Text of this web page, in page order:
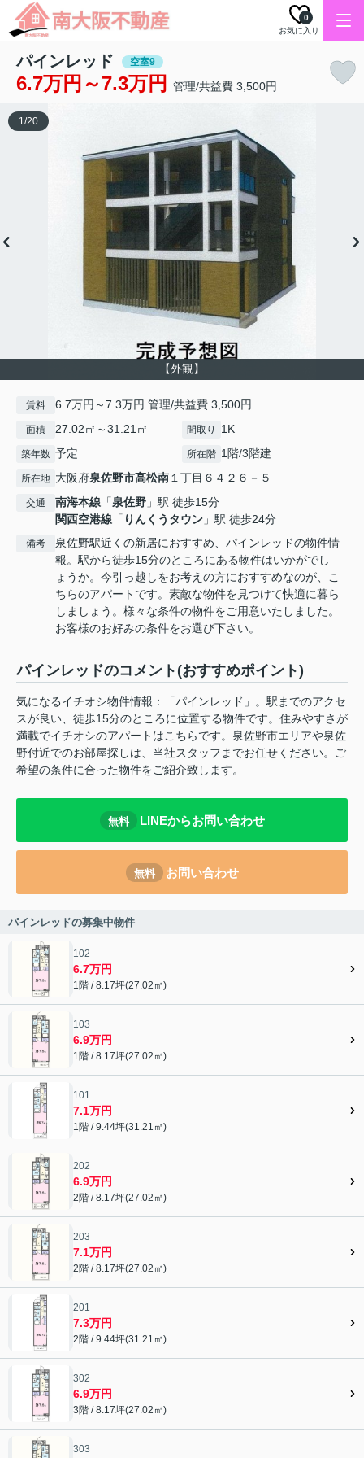
お気に入り
0
パインレッド 空室9
6.7万円～7.3万円 管理/共益費 3,500円
【外観】
1/20
賃料 6.7万円～7.3万円 管理/共益費 3,500円
面積 27.02㎡～31.21㎡ 間取り 1K
築年数 予定 所在階 1階/3階建
所在地 大阪府泉佐野市高松南１丁目６４２６－５
交通 南海本線 「泉佐野 」駅 徒歩15分
関西空港線 「 りんくうタウン 」駅 徒歩24分
備考
泉佐野駅近くの新居におすすめ、パインレッドの物件情
報。駅から徒歩15分のところにある物件はいかがでし
ょうか。今引っ越しをお考えの方におすすめなのが、こ
ちらのアパートです。素敵な物件を見つけて快適に暮ら
しましょう。様々な条件の物件をご用意いたしました。
お客様のお好みの条件をお選び下さい。
パインレッドのコメント(おすすめポイント)
気になるイチオシ物件情報：「パインレッド」。駅までのアクセ
スが良い、徒歩15分のところに位置する物件です。住みやすさが
満載でイチオシのアパートはこちらです。泉佐野市エリアや泉佐
野付近でのお部屋探しは、当社スタッフまでお任せください。ご
希望の条件に合った物件をご紹介致します。
無料 LINEからお問い合わせ
無料 お問い合わせ
パインレッドの募集中物件
102
6.7万円
1階 / 8.17坪(27.02㎡)
103
6.9万円
1階 / 8.17坪(27.02㎡)
101
7.1万円
1階 / 9.44坪(31.21㎡)
202
6.9万円
2階 / 8.17坪(27.02㎡)
203
7.1万円
2階 / 8.17坪(27.02㎡)
201
7.3万円
2階 / 9.44坪(31.21㎡)
302
6.9万円
3階 / 8.17坪(27.02㎡)
303